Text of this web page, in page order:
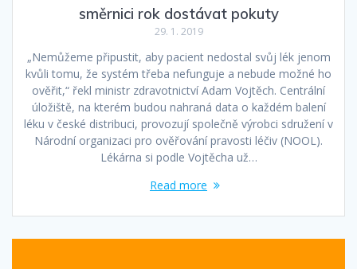
směrnici rok dostávat pokuty
29. 1. 2019
„Nemůžeme připustit, aby pacient nedostal svůj lék jenom
kvůli tomu, že systém třeba nefunguje a nebude možné ho
ověřit,“ řekl ministr zdravotnictví Adam Vojtěch. Centrální
úložiště, na kterém budou nahraná data o každém balení
léku v české distribuci, provozují společně výrobci sdružení v
Národní organizaci pro ověřování pravosti léčiv (NOOL).
Lékárna si podle Vojtěcha už…
Read more